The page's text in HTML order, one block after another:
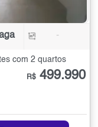
-
com 2 quartos
R$ 499.990